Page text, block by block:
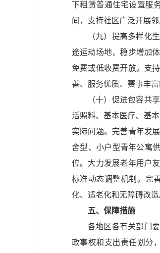
下租赁普通住宅设置服
间，支持社区广泛开展邻
（九）提高多样化
途运动场地，稳步增加
免费或低收费开放。支
善、服务优质、赛事丰
（十）促进包容共
活照料、基本医疗、基
实际问题。完善青年发
舍型、小户型青年公寓
位。大力发展老年用户
标准动态调整机制。完
化、适老化和无障碍改
五、保障措施
各地区各有关部门
政事权和支出责任划分